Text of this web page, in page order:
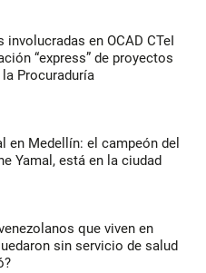
involucradas en OCAD CTeI
“express” de proyectos
Procuraduría
en Medellín: el campeón del
Yamal, está en la ciudad
que viven en
sin servicio de salud